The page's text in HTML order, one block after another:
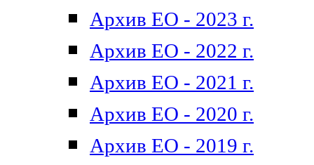
Архив ЕО - 2023 г.
Архив ЕО - 2022 г.
Архив ЕО - 2021 г.
Архив ЕО - 2020 г.
Архив ЕО - 2019 г.